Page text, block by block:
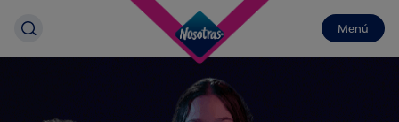
Menú